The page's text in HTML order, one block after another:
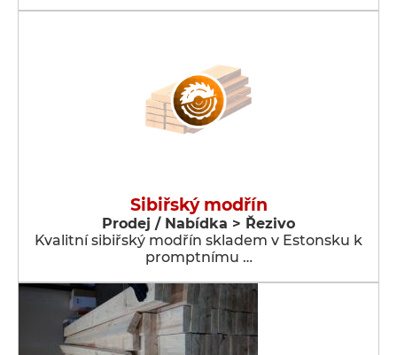
Sibiřský modřín
Prodej / Nabídka > Řezivo
Kvalitní sibiřský modřín skladem v Estonsku k
promptnímu …